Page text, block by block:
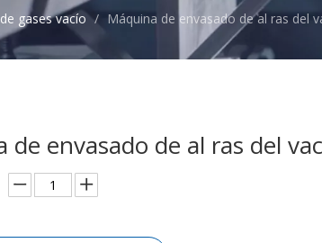
gases vacío / Máquina de envasado de al ras del
de envasado de al ras del